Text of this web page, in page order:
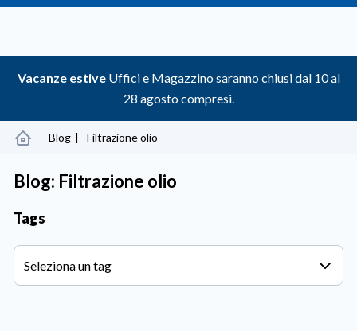
Vacanze estiveUffici e Magazzino saranno chiusi dal 10 al
28 agosto compresi.
Blog Filtrazione olio
Blog: Filtrazione olio
Tags